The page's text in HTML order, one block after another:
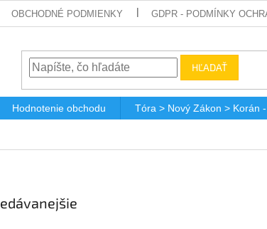
OBCHODNÉ PODMIENKY GDPR - PODMÍNKY
HĽADAŤ
Hodnotenie obchodu Tóra > Nový Zákon > Korán